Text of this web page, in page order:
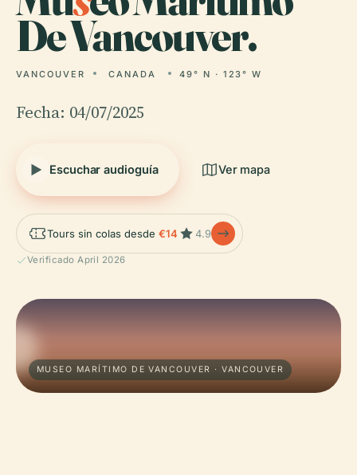
De Vancouver.
VANCOUVER CANADA 49° N · 123° W
Fecha: 04/07/2025
Escuchar audioguía Ver mapa
Tours sin colas desde €14 4.9
Verificado April 2026
MUSEO MARÍTIMO DE VANCOUVER · VANCOUVER